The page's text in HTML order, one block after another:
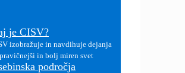
je CISV?
izobražuje in navdihuje dejanja
in bolj miren svet
področja